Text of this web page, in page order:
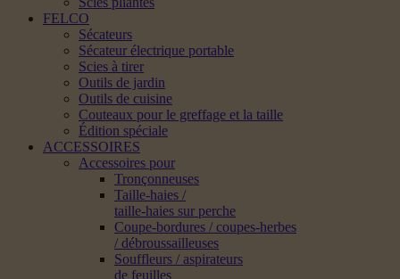
FELCO
Sécateurs
Sécateur électrique portable
Scies à tirer
Outils de jardin
Outils de cuisine
Couteaux pour le greffage et la taille
Édition spéciale
ACCESSOIRES
Accessoires pour
Tronçonneuses
Taille-haies /
taille-haies sur perche
Coupe-bordures / coupes-herbes
/ débroussailleuses
Souffleurs / aspirateurs
de feuilles